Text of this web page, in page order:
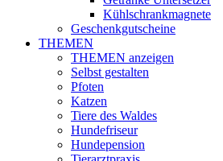
Kühlschrankmagnete
Geschenkgutscheine
THEMEN
THEMEN anzeigen
Selbst gestalten
Pfoten
Katzen
Tiere des Waldes
Hundefriseur
Hundepension